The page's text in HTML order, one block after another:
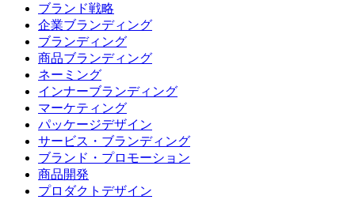
ブランド戦略
企業ブランディング
ブランディング
商品ブランディング
ネーミング
インナーブランディング
マーケティング
パッケージデザイン
サービス・ブランディング
ブランド・プロモーション
商品開発
プロダクトデザイン